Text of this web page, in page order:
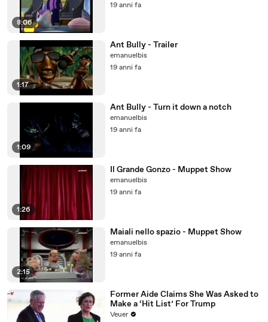
8:06
19 anni fa
1:17
Ant Bully - Trailer
emanuelbis
19 anni fa
1:09
Ant Bully - Turn it down a notch
emanuelbis
19 anni fa
1:26
Il Grande Gonzo - Muppet Show
emanuelbis
19 anni fa
2:15
Maiali nello spazio - Muppet Show
emanuelbis
19 anni fa
Former Aide Claims She Was Asked to
Make a ‘Hit List’ For Trump
Veuer